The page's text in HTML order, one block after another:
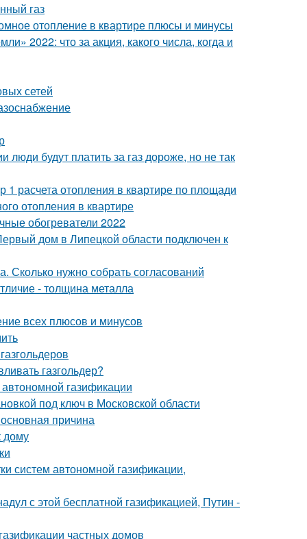
газ
отопление в квартире плюсы и минусы
2022: что за акция, какого числа, когда и
сетей
будут платить за газ дороже, но не так
расчета отопления в квартире по площади
отопления в квартире
обогреватели 2022
дом в Липецкой области подключен к
Сколько нужно собрать согласований
- толщина металла
всех плюсов и минусов
газгольдер?
газификации
под ключ в Московской области
причина
дому
систем автономной газификации,
с этой бесплатной газификацией, Путин -
частных домов